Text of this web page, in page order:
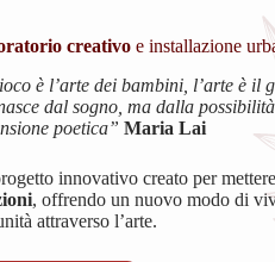
creativoe installazione
è l’arte dei bambini, l’arte è il
dal sogno, ma dalla
poetica” Maria Lai
innovativo creato per
, offrendo un nuovo modo di
attraverso l’arte.